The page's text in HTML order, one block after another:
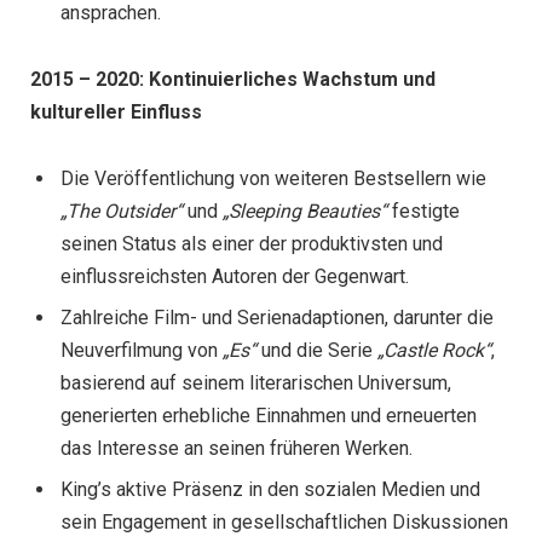
ansprachen.
2015 – 2020: Kontinuierliches Wachstum und
kultureller Einfluss
Die Veröffentlichung von weiteren Bestsellern wie
„The Outsider“und „Sleeping Beauties“festigte
seinen Status als einer der produktivsten und
einflussreichsten Autoren der Gegenwart.
Zahlreiche Film- und Serienadaptionen, darunter die
Neuverfilmung von „Es“und die Serie „Castle Rock“,
basierend auf seinem literarischen Universum,
generierten erhebliche Einnahmen und erneuerten
das Interesse an seinen früheren Werken.
King’s aktive Präsenz in den sozialen Medien und
sein Engagement in gesellschaftlichen Diskussionen